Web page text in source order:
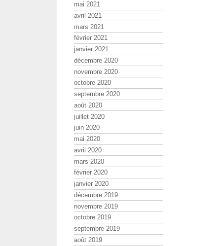
mai 2021
avril 2021
mars 2021
février 2021
janvier 2021
décembre 2020
novembre 2020
octobre 2020
septembre 2020
août 2020
juillet 2020
juin 2020
mai 2020
avril 2020
mars 2020
février 2020
janvier 2020
décembre 2019
novembre 2019
octobre 2019
septembre 2019
août 2019